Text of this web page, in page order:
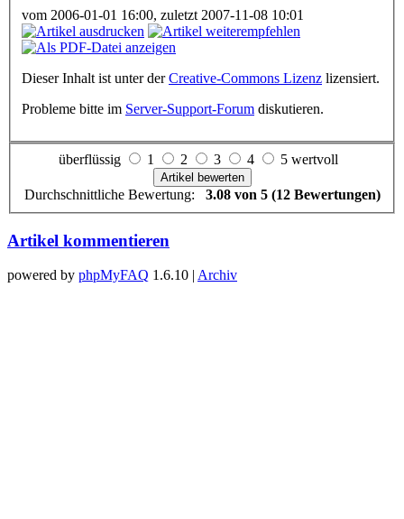
vom 2006-01-01 16:00, zuletzt 2007-11-08 10:01
Dieser Inhalt ist unter derCreative-Commons Lizenz lizensiert.
Probleme bitte im Server-Support-Forum diskutieren.
überflüssig 1 2 3 4 5 wertvoll
Durchschnittliche Bewertung: 3.08 von 5 (12 Bewertungen)
Artikel kommentieren
powered by phpMyFAQ 1.6.10 | Archiv